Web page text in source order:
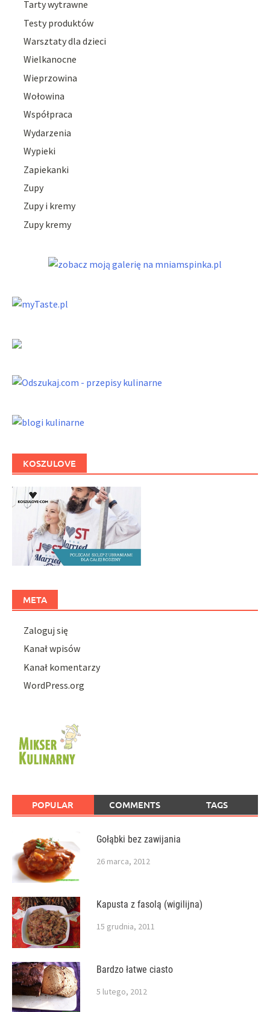
Tarty wytrawne
Testy produktów
Warsztaty dla dzieci
Wielkanocne
Wieprzowina
Wołowina
Współpraca
Wydarzenia
Wypieki
Zapiekanki
Zupy
Zupy i kremy
Zupy kremy
KOSZULOVE
META
Zaloguj się
Kanał wpisów
Kanał komentarzy
WordPress.org
POPULAR COMMENTS TAGS
Gołąbki bez zawijania
26 marca, 2012
Kapusta z fasolą (wigilijna)
15 grudnia, 2011
Bardzo łatwe ciasto
5 lutego, 2012